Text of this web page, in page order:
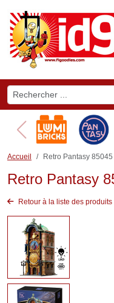
Accueil Retro Pantasy
Retro Pantasy
Retour à la liste des produits